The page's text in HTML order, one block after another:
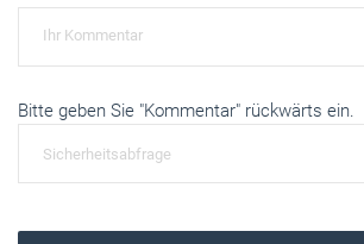
Bitte geben Sie "Kommentar" rückwärts ein.